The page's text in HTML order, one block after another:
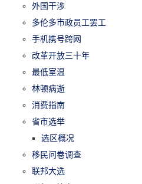
外国干涉
多伦多市政员工罢工
手机携号跨网
改革开放三十年
最低室温
林顿病逝
消费指南
省市选举
选区概况
移民问卷调查
联邦大选